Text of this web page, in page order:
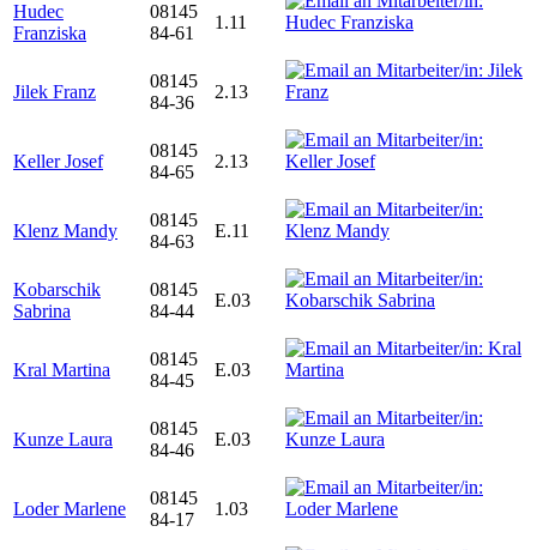
Hudec
Franziska
08145
84-61
1.11
Jilek Franz
08145
84-36
2.13
Keller Josef
08145
84-65
2.13
Klenz Mandy
08145
84-63
E.11
Kobarschik
Sabrina
08145
84-44
E.03
Kral Martina
08145
84-45
E.03
Kunze Laura
08145
84-46
E.03
Loder Marlene
08145
84-17
1.03